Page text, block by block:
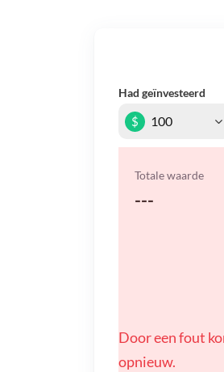
Had geïnvesteerd
$
Totale waarde
---
Door een fout
opnieuw.